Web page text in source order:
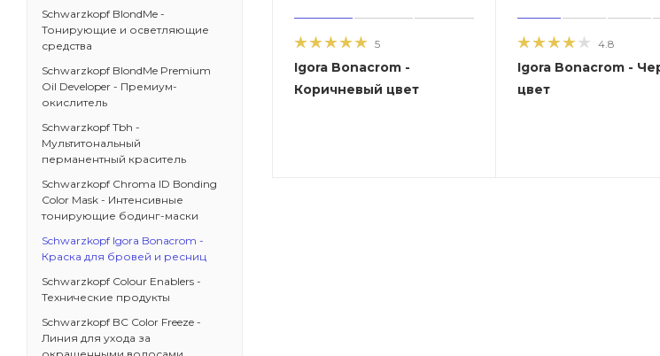
5
Igora Bonacrom -
Коричневый цвет
4.8
Igora Bonacrom - Черный
цвет
Schwarzkopf BlondMe -
Тонирующие и осветляющие
средства
Schwarzkopf BlondMe Premium
Oil Developer - Премиум-
окислитель
Schwarzkopf Tbh -
Мультитональный
перманентный краситель
Schwarzkopf Chroma ID Bonding
Color Mask - Интенсивные
тонирующие бодинг-маски
Schwarzkopf Igora Bonacrom -
Краска для бровей и ресниц
Schwarzkopf Colour Enablers -
Технические продукты
Schwarzkopf BC Color Freeze -
Линия для ухода за